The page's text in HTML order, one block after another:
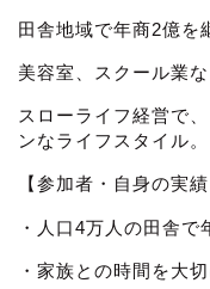
田舎地域で年商2億を
美容室、スクール業
スローライフ経営で
ンなライフスタイル。
【参加者・自身の実績
・人口4万人の田舎で
・家族との時間を大